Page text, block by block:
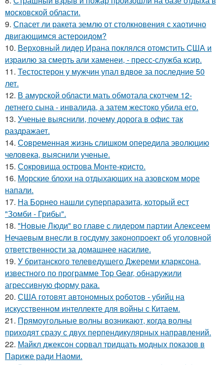
московской области.
9. Спасет ли ракета землю от столкновения с хаотично
двигающимся астероидом?
10. Верховный лидер Ирана поклялся отомстить США и
израилю за смерть али хаменеи, - пресс-служба ксир.
11. Тестостерон у мужчин упал вдвое за последние 50
лет.
12. В амурской области мать обмотала скотчем 12-
летнего сына - инвалида, а затем жестоко убила его.
13. Ученые выяснили, почему дорога в офис так
раздражает.
14. Современная жизнь слишком опередила эволюцию
человека, выяснили ученые.
15. Сокровища острова Монте-кристо.
16. Морские блохи на отдыхающих на азовском море
напали.
17. На Борнео нашли суперпаразита, который ест
"Зомби - Грибы".
18. "Новые Люди" во главе с лидером партии Алексеем
Нечаевым внесли в госдуму законопроект об уголовной
ответственности за домашнее насилие.
19. У британского телеведущего Джереми кларксона,
известного по программе Top Gear, обнаружили
агрессивную форму рака.
20. США готовят автономных роботов - убийц на
искусственном интеллекте для войны с Китаем.
21. Прямоугольные волны возникают, когда волны
приходят сразу с двух перпендикулярных направлений.
22. Майкл джексон сорвал тридцать модных показов в
Париже ради Наоми.